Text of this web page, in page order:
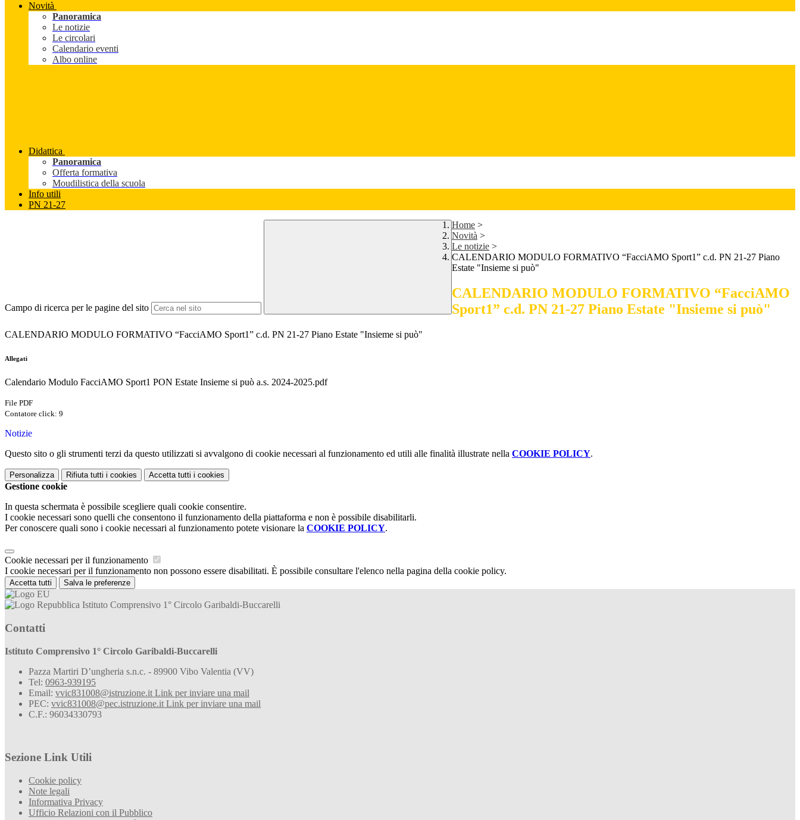
Novità
Panoramica
Le notizie
Le circolari
Calendario eventi
Albo online
Didattica
Panoramica
Offerta formativa
Moudilistica della scuola
Info utili
PN 21-27
Campo di ricerca per le pagine del sito
Home >
Novità >
Le notizie >
CALENDARIO MODULO FORMATIVO “FacciAMO Sport1” c.d. PN 21-27 Piano
Estate "Insieme si può"
CALENDARIO MODULO FORMATIVO “FacciAMO
Sport1” c.d. PN 21-27 Piano Estate "Insieme si può"
CALENDARIO MODULO FORMATIVO “FacciAMO Sport1” c.d. PN 21-27 Piano Estate "Insieme si può"
Allegati
Calendario Modulo FacciAMO Sport1 PON Estate Insieme si può a.s. 2024-2025.pdf
File PDF
Contatore click: 9
Notizie
Questo sito o gli strumenti terzi da questo utilizzati si avvalgono di cookie necessari al funzionamento ed utili alle finalità illustrate nella COOKIE POLICY.
Personalizza Rifiuta tutti i cookies Accetta tutti i cookies
Gestione cookie
In questa schermata è possibile scegliere quali cookie consentire.
I cookie necessari sono quelli che consentono il funzionamento della piattaforma e non è possibile disabilitarli.
Per conoscere quali sono i cookie necessari al funzionamento potete visionare la COOKIE POLICY.
Cookie necessari per il funzionamento
I cookie necessari per il funzionamento non possono essere disabilitati. È possibile consultare l'elenco nella pagina della cookie policy.
Accetta tutti Salva le preferenze
Istituto Comprensivo 1° Circolo Garibaldi-Buccarelli
Contatti
Istituto Comprensivo 1° Circolo Garibaldi-Buccarelli
Pazza Martiri D’ungheria s.n.c. - 89900 Vibo Valentia (VV)
Tel: 0963-939195
Email: vvic831008@istruzione.it Link per inviare una mail
PEC: vvic831008@pec.istruzione.it Link per inviare una mail
C.F.: 96034330793
Sezione Link Utili
Cookie policy
Note legali
Informativa Privacy
Ufficio Relazioni con il Pubblico